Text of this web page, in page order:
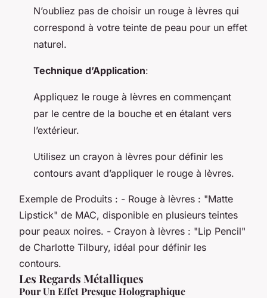
N’oubliez pas de choisir un rouge à lèvres qui
correspond à votre teinte de peau pour un effet
naturel.
Technique d’Application:
Appliquez le rouge à lèvres en commençant
par le centre de la bouche et en étalant vers
l’extérieur.
Utilisez un crayon à lèvres pour définir les
contours avant d’appliquer le rouge à lèvres.
Exemple de Produits : - Rouge à lèvres : "Matte
Lipstick" de MAC, disponible en plusieurs teintes
pour peaux noires. - Crayon à lèvres : "Lip Pencil"
de Charlotte Tilbury, idéal pour définir les
contours.
Les Regards Métalliques
Pour Un Effet Presque Holographique